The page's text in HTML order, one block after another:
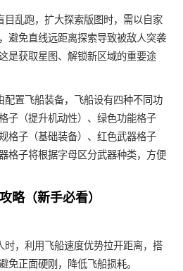
目乱跑，扩大探索版图时，需以自家
避免直线远距离探索导致被敌人突袭
是获取星图、解锁新区域的重要途
配置飞船装备，飞船设有四种不同功
（提升机动性）、绿色功能格子
格子（基础装备）、红色武器格子
格子将根据字母区分武器种类，方便
略（新手必看）
时，利用飞船速度优势拉开距离，搭
免正面硬刚，降低飞船损耗。